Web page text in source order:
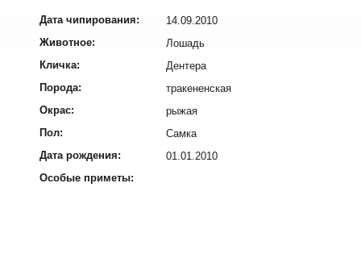
Дата чипирования:
14.09.2010
Животное:
Лошадь
Кличка:
Дентера
Порода:
тракененская
Окрас:
рыжая
Пол:
Самка
Дата рождения:
01.01.2010
Особые приметы: